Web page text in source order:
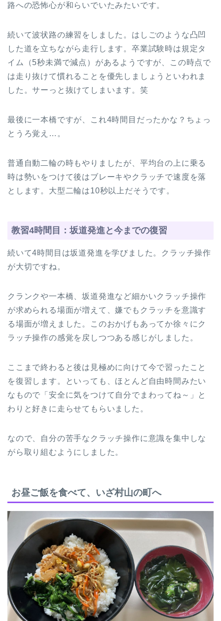
路への恐怖心が和らいでいたみたいです。
続いて波状路の練習をしました。はしごのような凸凹
した道を立ちながら走行します。卒業試験時は規定タ
イム（5秒未満で減点）があるようですが、この時点で
は走り抜けて慣れることを優先しましょうといわれま
した。サーっと抜けてしまいます。笑
最後に一本橋ですが、これ4時間目だったかな？ちょっ
とうろ覚え…。
普通自動二輪の時もやりましたが、平均台の上に乗る
時は勢いをつけて後はブレーキやクラッチで速度を落
とします。大型二輪は10秒以上だそうです。
教習4時間目：坂道発進と今までの復習
続いて4時間目は坂道発進を学びました。クラッチ操作
が大切ですね。
クランクや一本橋、坂道発進など細かいクラッチ操作
が求められる場面が増えて、嫌でもクラッチを意識す
る場面が増えました。このおかげもあってか徐々にク
ラッチ操作の感覚を戻しつつある感じがしました。
ここまで終わると後は見極めに向けて今で習ったこと
を復習します。といっても、ほとんど自由時間みたい
なもので「安全に気をつけて自分でまわってね～」と
わりと好きに走らせてもらいました。
なので、自分の苦手なクラッチ操作に意識を集中しな
がら取り組むようにしました。
お昼ご飯を食べて、いざ村山の町へ